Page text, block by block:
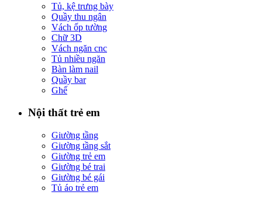
Tủ, kệ trưng bày
Quầy thu ngân
Vách ốp tường
Chữ 3D
Vách ngăn cnc
Tủ nhiều ngăn
Bàn làm nail
Quầy bar
Ghế
Nội thất trẻ em
Giường tầng
Giường tầng sắt
Giường trẻ em
Giường bé trai
Giường bé gái
Tủ áo trẻ em